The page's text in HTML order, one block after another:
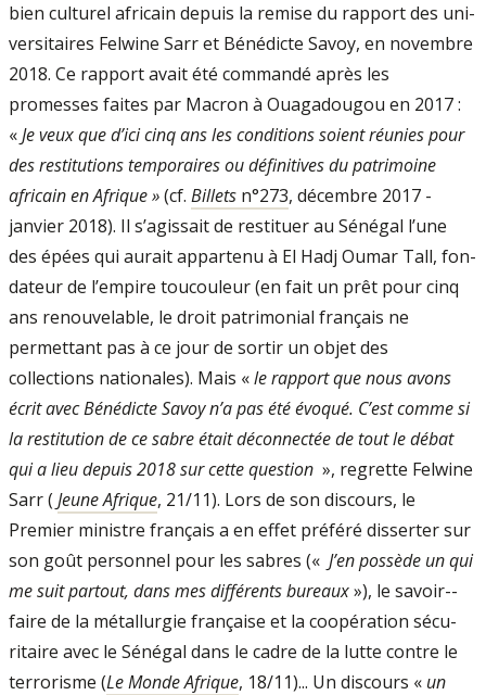
bien culturel africain depuis la remise du rapport des uni­
versitaires Felwine Sarr et Bénédicte Savoy, en novembre
2018. Ce rapport avait été commandé après les
promesses faites par Macron à Ouagadougou en 2017 :
«Je veux que d’ici cinq ans les conditions soient réunies pour
des restitutions tempo­raires ou définitives du patri­moine
africain en Afrique »(cf. Billets n°273, décembre 2017 ­
janvier 2018). Il s’agissait de restituer au Sénégal l’une
des épées qui aurait appartenu à El Hadj Oumar Tall, fon­
dateur de l’empire toucouleur (en fait un prêt pour cinq
ans renouvelable, le droit pa­trimonial français ne
permettant pas à ce jour de sortir un objet des
collections natio­nales). Mais «le rapport que nous avons
écrit avec Bénédicte Savoy n’a pas été évo­qué. C’est comme si
la restitution de ce sabre était déconnectée de tout le débat
qui a lieu depuis 2018 sur cette question », re­grette Felwine
Sarr ( Jeune Afrique, 21/11). Lors de son discours, le
Premier ministre français a en effet préféré disserter sur
son goût personnel pour les sabres (« J’en pos­sède un qui
me suit partout, dans mes diffé­rents bureaux»), le savoir-­
faire de la métallurgie française et la coopération sécu­
ritaire avec le Sénégal dans le cadre de la lutte contre le
terrorisme (Le Monde Afrique, 18/11)... Un discours « un